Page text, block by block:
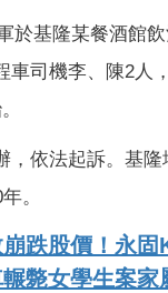
於基隆某餐酒館
車司機李、陳2人
，依法起訴。基
。
跌股價！永
輾斃女學生案